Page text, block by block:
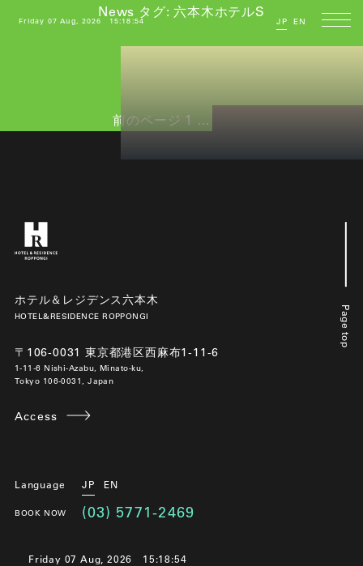
Friday 07 Aug, 2026 15:18:54 JP EN
News タグ: 六本木ホテルS
前のページ ペ
ジ
1 …
ジ ジ
Page top
ホテル＆レジデンス六本木
HOTEL&RESIDENCE ROPPONGI
〒106-0031 東京都港区西麻布1-11-6
1-11-6 Nishi-Azabu, Minato-ku,
Tokyo 106-0031, Japan
Access
Language JP EN
BOOK NOW (03) 5771-2469
Friday 07 Aug, 2026 15:18:54